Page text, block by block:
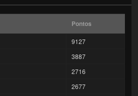
Pontos
9127
3887
2716
2677